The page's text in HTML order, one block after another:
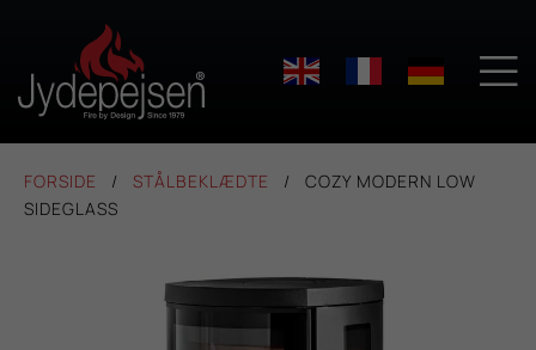

FORSIDE STÅLBEKLÆDTE
COZY MODERN LOW
SIDEGLASS